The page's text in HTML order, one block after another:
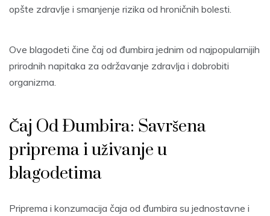
opšte zdravlje i smanjenje rizika od hroničnih bolesti.
Ove blagodeti čine čaj od đumbira jednim od najpopularnijih
prirodnih napitaka za održavanje zdravlja i dobrobiti
organizma.
Čaj Od Đumbira: Savršena
priprema i uživanje u
blagodetima
Priprema i konzumacija čaja od đumbira su jednostavne i